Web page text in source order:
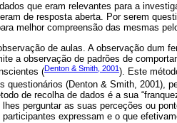
que eram relevantes para a
de resposta aberta. Por serem
melhor compreensão das mesmas
de aulas. A observação dum
a observação de padrões de
(Denton & Smith, 2001). Este
questionários (Denton & Smith, 2001),
de recolha de dados é a sua
perguntar as suas perceções ou
expressam e o que